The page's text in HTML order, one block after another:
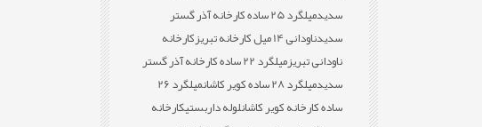
سدید
میلگرد 25 ساده کارخانه آذر گستر
سدیدناودانی 14 میل کارخانه تبریز
کارخانه
ناودانی تبریز
میلگرد 22 ساده کارخانه آذر گستر
سدیدمیلگرد 28 ساده کویر کاشان
میلگرد 26
ساده کارخانه کویر کاشانلوله داربستیکارخانه